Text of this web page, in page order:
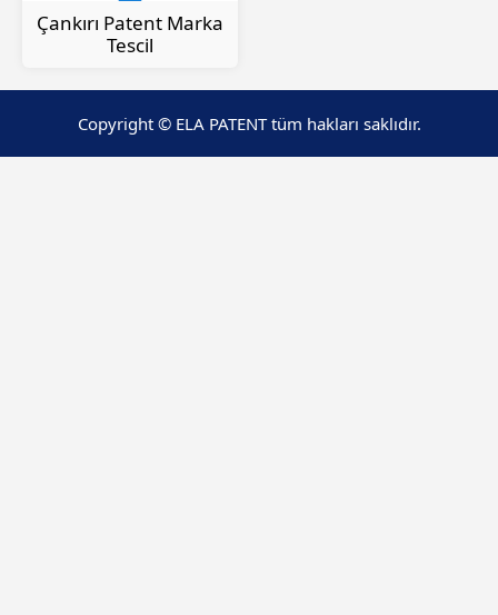
Çankırı Patent Marka
Tescil
Copyright © ELA PATENT tüm hakları saklıdır.